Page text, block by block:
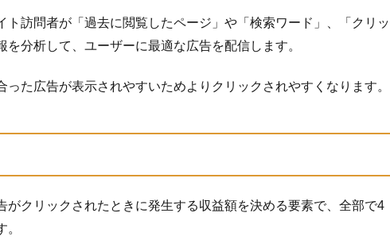
ト訪問者が「過去に閲覧したページ」や「検索ワード」、「クリッ
を分析して、ユーザーに最適な広告を配信します。
った広告が表示されやすいためよりクリックされやすくなります。
がクリックされたときに発生する収益額を決める要素で、全部で4